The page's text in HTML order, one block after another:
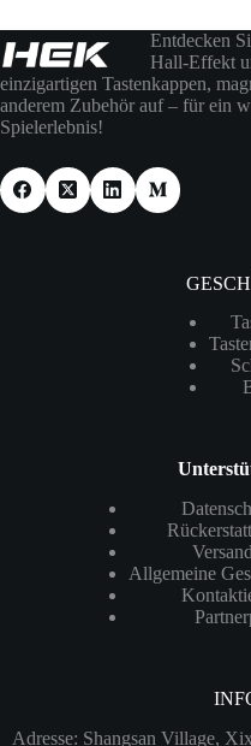
Entdecken
Hall-Effekt
einzigartigen Tastenkappen,
anderem Zubehör auf – für ein
Spielerlebnis!
Allgemeine
Adresse: Shangsan Village,